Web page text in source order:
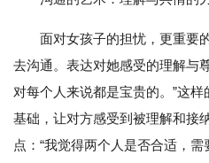
面对女孩子的担忧，更重要
去沟通。表达对她感受的理解与
对每个人来说都是宝贵的。”这
基础，让对方感受到被理解和接
点：“我觉得两个人是否合适，